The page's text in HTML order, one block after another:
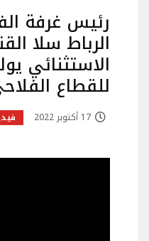
رئيس غرفة
الرباط سلا
الاستثنائي
للقطاع
17 أكتوبر 2022